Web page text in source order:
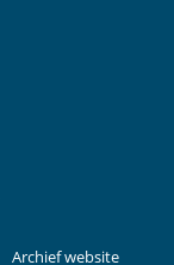
Archief website